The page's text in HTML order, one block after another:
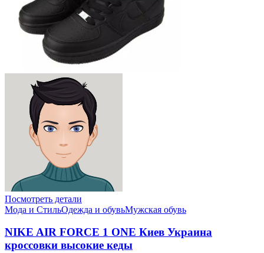
Посмотреть детали
Мода и СтильОдежда и обувьМужская обувь
NIKE AIR FORCE 1 ONE Киев Украина
кроссовки высокие кеды